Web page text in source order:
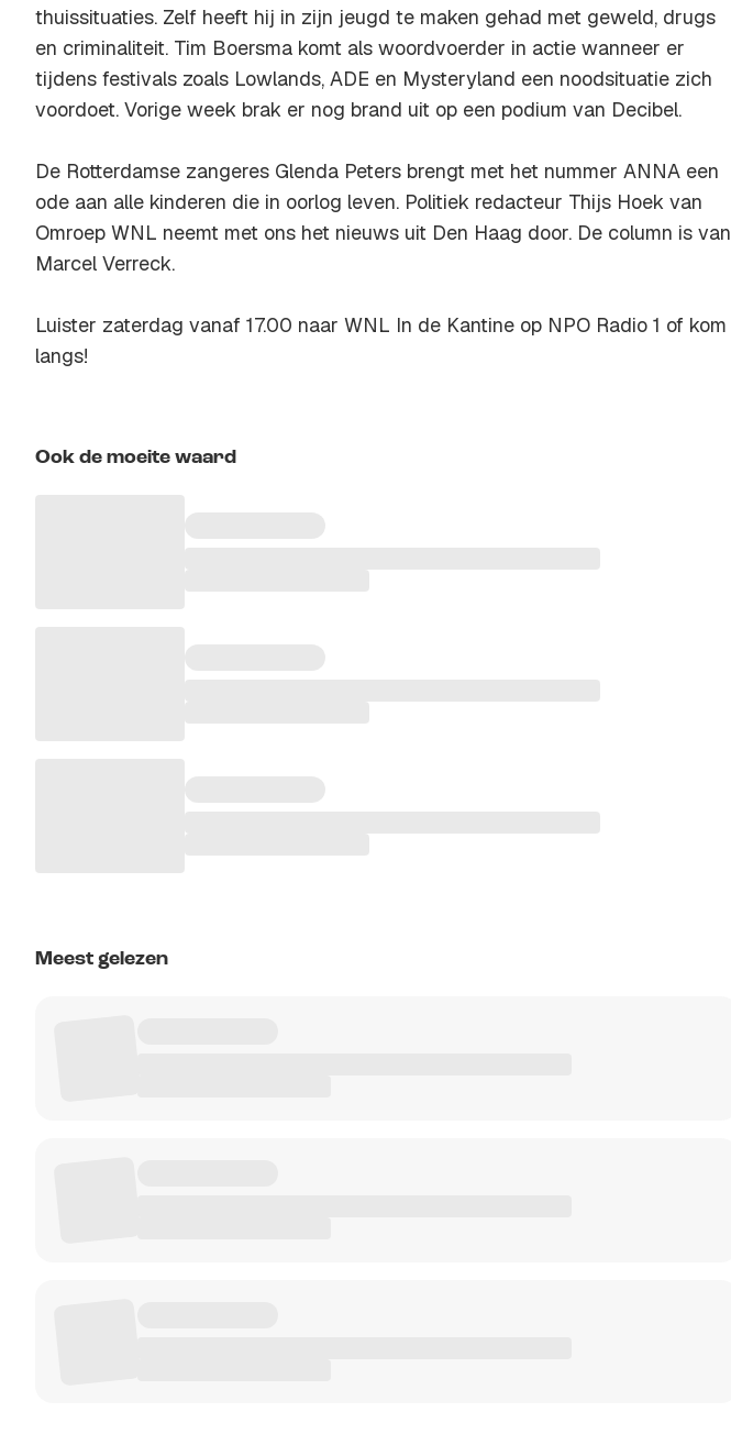
thuissituaties. Zelf heeft hij in zijn jeugd te maken gehad met geweld, drugs
en criminaliteit. Tim Boersma komt als woordvoerder in actie wanneer er
tijdens festivals zoals Lowlands, ADE en Mysteryland een noodsituatie zich
voordoet. Vorige week brak er nog brand uit op een podium van Decibel.
De Rotterdamse zangeres Glenda Peters brengt met het nummer ANNA een
ode aan alle kinderen die in oorlog leven. Politiek redacteur Thijs Hoek van
Omroep WNL neemt met ons het nieuws uit Den Haag door. De column is van
Marcel Verreck.
Luister zaterdag vanaf 17.00 naar WNL In de Kantine op NPO Radio 1 of kom
langs!
Ook de moeite waard
Meest gelezen